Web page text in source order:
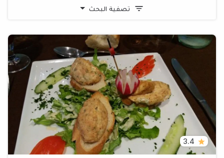
تصفية البحث
3.4